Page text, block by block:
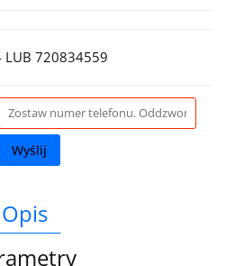
720834559
Wyślij
Opis